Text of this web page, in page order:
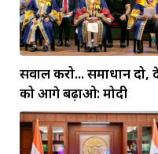
सवाल करो... समाधान दो,
को आगे बढ़ाओ: मोदी